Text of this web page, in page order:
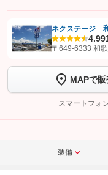
【STEP1】認証画面でグーネ
トーク画面で
ボ
完了してください
ネクステージ
4.9
〒649-6333 和
MAPで
スマートフォ
装備